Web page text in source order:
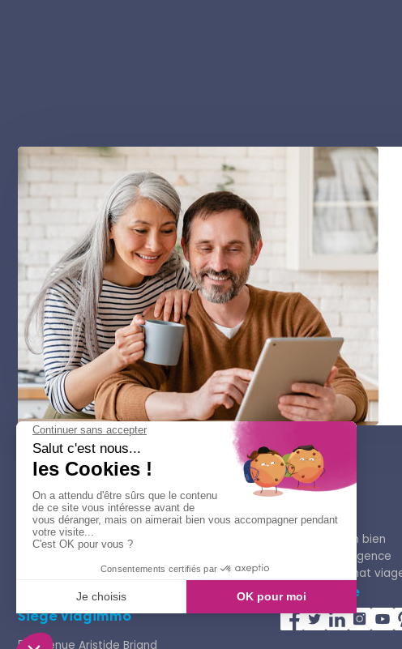
Siège Viagimmo
58 avenue Aristide Briand
Acheter
Rechercher un bien
Trouver une agence
Guide de l'achat
Nous suivre